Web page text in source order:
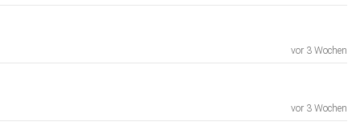
vor 3 Wochen
vor 3 Wochen